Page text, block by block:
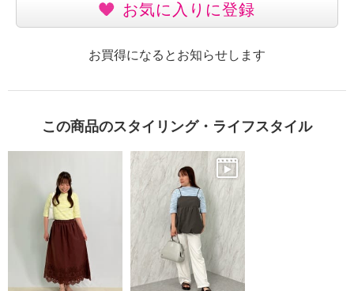
お気に入りに登録
お買得になるとお知らせします
この商品のスタイリング・ライフスタイル